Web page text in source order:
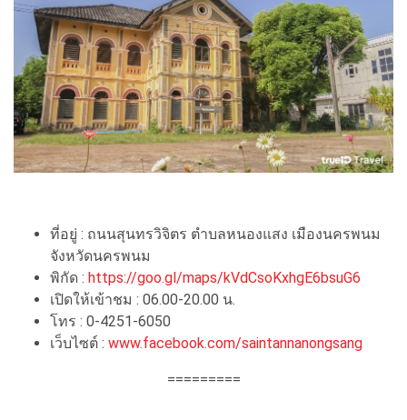
ที่อยู่ : ถนนสุนทรวิจิตร ตำบลหนองแสง เมืองนครพนม
จังหวัดนครพนม
พิกัด : https://goo.gl/maps/kVdCsoKxhgE6bsuG6
เปิดให้เข้าชม : 06.00-20.00 น.
โทร : 0-4251-6050
เว็บไซต์ : www.facebook.com/saintannanongsang
=========